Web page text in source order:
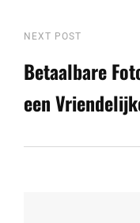
Next
Post
NEXT POST
Betaalbare
een